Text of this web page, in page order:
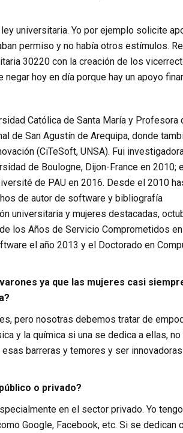
universitaria. Yo por ejemplo solicite
permiso y no había otros estímulos.
30220 con la creación de los
hoy en día porque hay un apoyo
Católica de Santa María y Profesora
de San Agustín de Arequipa, donde
(CiTeSoft, UNSA). Fui
de Boulogne, Dijon-France en 2010;
de PAU en 2016. Desde el 2010
de autor de software y bibliografía
universitaria y mujeres destacadas,
los Años de Servicio Comprometidos
el año 2013 y el Doctorado en
ya que las mujeres casi
pero nosotras debemos tratar de
y la química si una se dedica a ellas, no
barreras y temores y ser
o privado?
en el sector privado. Yo tengo
Google, Facebook, etc. Si se dedican